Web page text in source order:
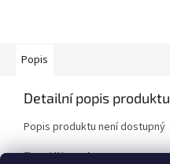
Popis
Detailní popis produktu
Popis produktu není dostupný
Doplňkové parametry